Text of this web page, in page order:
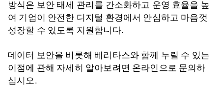
방식은 보안 태세 관리를 간소화하고 운영 효율을 높
여 기업이 안전한 디지털 환경에서 안심하고 마음껏
성장할 수 있도록 지원합니다.
데이터 보안을 비롯해 베리타스와 함께 누릴 수 있는
이점에 관해 자세히 알아보려면 온라인으로 문의하
십시오.